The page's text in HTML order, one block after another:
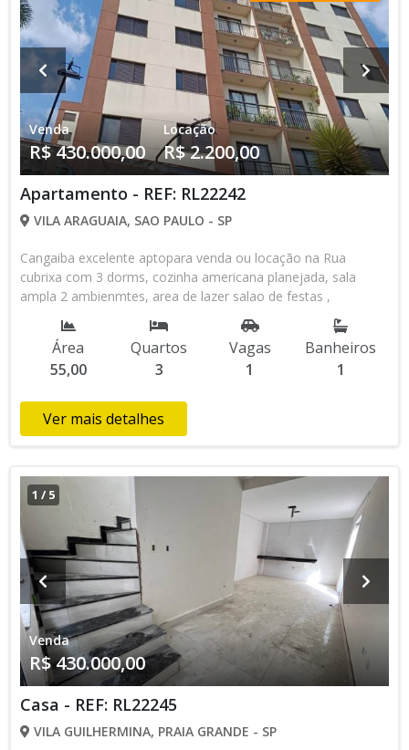
Venda
R$ 430.000,00
Locação
R$ 2.200,00
Apartamento - REF: RL22242
VILA ARAGUAIA, SAO PAULO - SP
Cangaiba excelente aptopara venda ou locação na Rua
cubrixa com 3 dorms, cozinha americana planejada, sala
ampla 2 ambienmtes, area de lazer salao de festas ,
academia, salao de jogos, 1 vaga de garagem .
Área
55,00
Quartos
3
Vagas
1
Banheiros
1
Ver mais detalhes
1 /5
Venda
R$ 430.000,00
Casa - REF: RL22245
VILA GUILHERMINA, PRAIA GRANDE - SP